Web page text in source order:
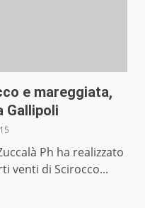
e mareggiata,
Gallipoli
Ph ha realizzato
venti di Scirocco...